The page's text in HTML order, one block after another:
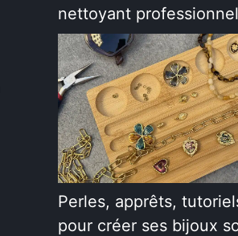
nettoyant
Perles, apprêts,
pour créer ses bijoux